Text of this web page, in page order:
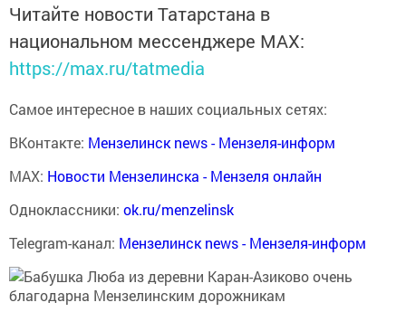
Читайте новости Татарстана в
национальном мессенджере MАХ:
https://max.ru/tatmedia
Самое интересное в наших социальных сетях:
ВКонтакте: Мензелинск news - Мензеля-информ
MAX: Новости Мензелинска - Мензеля онлайн
Одноклассники: ok.ru/menzelinsk
Telegram-канал: Мензелинск news - Мензеля-информ